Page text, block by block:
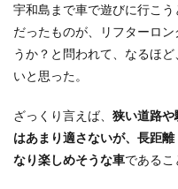
リフ
ター
の残
念ポ
イン
3.1
ドリ
ンク
ホル
宇和島まで車で遊びに行こ
だったものが、リフターロ
うか？と問われて、なるほ
いと思った。
ざっくり言えば、 狭い道路や
はあまり適さないが、長距
なり楽しめそうな車であるこ